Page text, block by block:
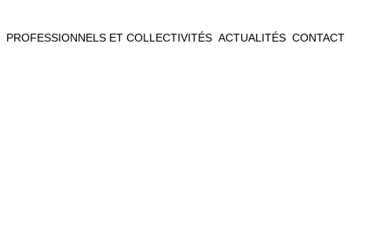
PROFESSIONNELS ET COLLECTIVITÉS ACTUALITÉS CONTACT